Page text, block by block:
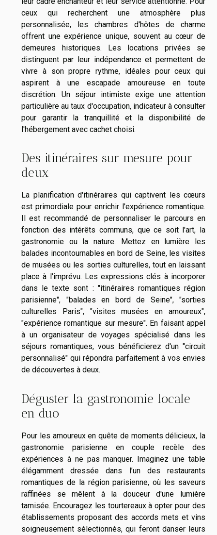
ceux qui recherchent une atmosphère plus
personnalisée, les chambres d'hôtes de charme
offrent une expérience unique, souvent au cœur de
demeures historiques. Les locations privées se
distinguent par leur indépendance et permettent de
vivre à son propre rythme, idéales pour ceux qui
aspirent à une escapade amoureuse en toute
discrétion. Un séjour intimiste exige une attention
particulière au taux d'occupation, indicateur à consulter
pour garantir la tranquillité et la disponibilité de
l'hébergement avec cachet choisi.
Des itinéraires sur mesure pour
deux
La planification d'itinéraires qui captivent les cœurs
est primordiale pour enrichir l'expérience romantique.
Il est recommandé de personnaliser le parcours en
fonction des intérêts communs, que ce soit l'art, la
gastronomie ou la nature. Mettez en lumière les
balades incontournables en bord de Seine, les visites
de musées ou les sorties culturelles, tout en laissant
place à l'imprévu. Les expressions clés à incorporer
dans le texte sont : "itinéraires romantiques région
parisienne", "balades en bord de Seine", "sorties
culturelles Paris", "visites musées en amoureux",
"expérience romantique sur mesure". En faisant appel
à un organisateur de voyages spécialisé dans les
séjours romantiques, vous bénéficierez d'un "circuit
personnalisé" qui répondra parfaitement à vos envies
de découvertes à deux.
Déguster la gastronomie locale
en duo
Pour les amoureux en quête de moments délicieux, la
gastronomie parisienne en couple recèle des
expériences à ne pas manquer. Imaginez une table
élégamment dressée dans l’un des restaurants
romantiques de la région parisienne, où les saveurs
raffinées se mêlent à la douceur d'une lumière
tamisée. Encouragez les tourtereaux à opter pour des
établissements proposant des accords mets et vins
soigneusement sélectionnés, qui feront danser leurs